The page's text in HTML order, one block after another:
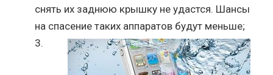
снять их заднюю крышку не удастся. Шансы
на спасение таких аппаратов будут меньше;